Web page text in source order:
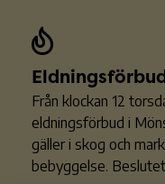
Från klockan 12
eldningsförbud i
gäller i skog och
bebyggelse.